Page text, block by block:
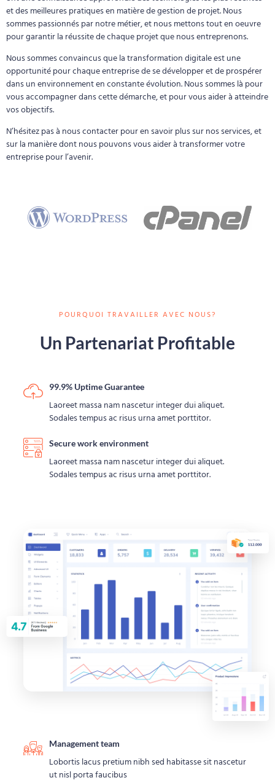
et des meilleures pratiques en matière de gestion de projet. Nous
sommes passionnés par notre métier, et nous mettons tout en oeuvre
pour garantir la réussite de chaque projet que nous entreprenons.
Nous sommes convaincus que la transformation digitale est une
opportunité pour chaque entreprise de se développer et de prospérer
dans un environnement en constante évolution. Nous sommes là pour
vous accompagner dans cette démarche, et pour vous aider à atteindre
vos objectifs.
N’hésitez pas à nous contacter pour en savoir plus sur nos services, et
sur la manière dont nous pouvons vous aider à transformer votre
entreprise pour l’avenir.
POURQUOI TRAVAILLER AVEC NOUS?
Un Partenariat Profitable
99.9% Uptime Guarantee
Laoreet massa nam nascetur integer dui aliquet.
Sodales tempus ac risus urna amet porttitor.
Secure work environment
Laoreet massa nam nascetur integer dui aliquet.
Sodales tempus ac risus urna amet porttitor.
Management team
Lobortis lacus pretium nibh sed habitasse sit nascetur
ut nisl porta faucibus